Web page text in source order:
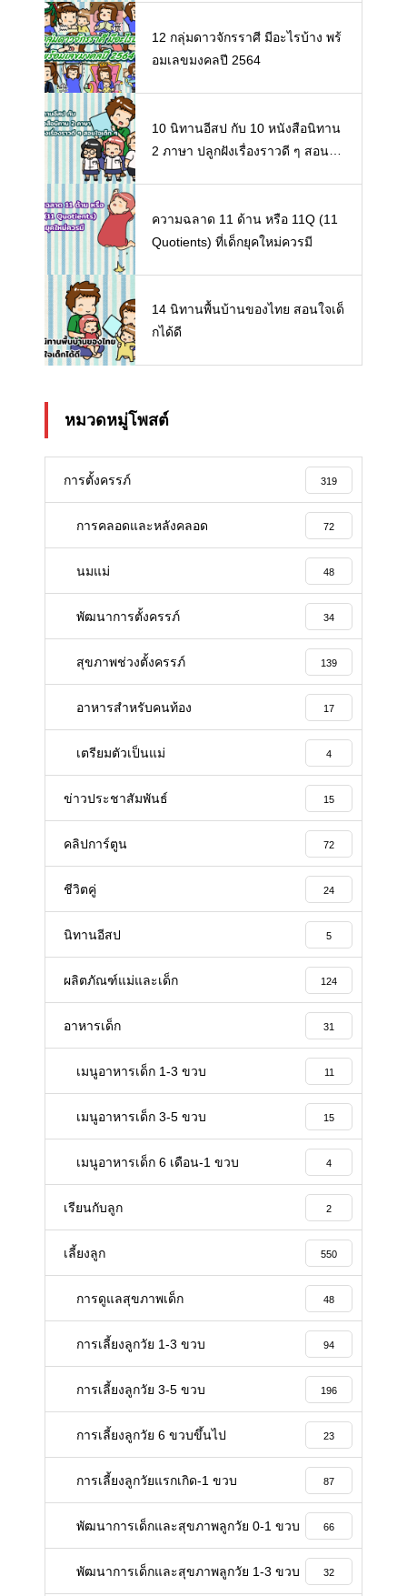
12 กลุ่มดาวจักรราศี มีอะไรบ้าง พร้
อมเลขมงคลปี 2564
10 นิทานอีสป กับ 10 หนังสือนิทาน
2 ภาษา ปลูกฝังเรื่องราวดี ๆ สอนใจ
ความฉลาด 11 ด้าน หรือ 11Q (11
Quotients) ที่เด็กยุคใหม่ควรมี
14 นิทานพื้นบ้านของไทย สอนใจเด็
กได้ดี
หมวดหมู่โพสต์
การตั้งครรภ์ 319
การคลอดและหลังคลอด 72
นมแม่ 48
พัฒนาการตั้งครรภ์ 34
สุขภาพช่วงตั้งครรภ์ 139
อาหารสําหรับคนท้อง 17
เตรียมตัวเป็นแม่ 4
ข่าวประชาสัมพันธ์ 15
คลิปการ์ตูน 72
ชีวิตคู่ 24
นิทานอีสป 5
ผลิตภัณฑ์แม่และเด็ก 124
อาหารเด็ก 31
เมนูอาหารเด็ก 1-3 ขวบ 11
เมนูอาหารเด็ก 3-5 ขวบ 15
เมนูอาหารเด็ก 6 เดือน-1 ขวบ 4
เรียนกับลูก 2
เลี้ยงลูก 550
การดูแลสุขภาพเด็ก 48
การเลี้ยงลูกวัย 1-3 ขวบ 94
การเลี้ยงลูกวัย 3-5 ขวบ 196
การเลี้ยงลูกวัย 6 ขวบขึ้นไป 23
การเลี้ยงลูกวัยแรกเกิด-1 ขวบ 87
พัฒนาการเด็กและสุขภาพลูกวัย 0-1 ขวบ 66
พัฒนาการเด็กและสุขภาพลูกวัย 1-3 ขวบ 32